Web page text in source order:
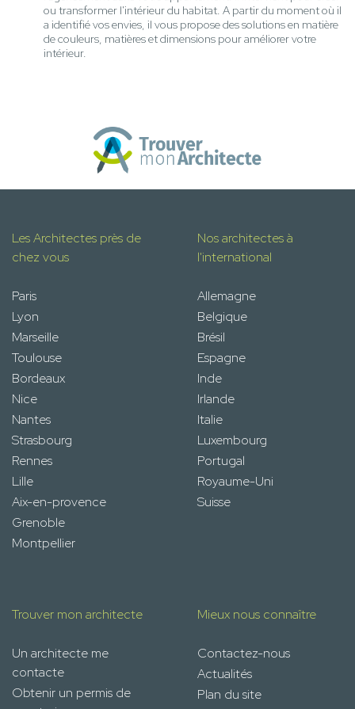
ou transformer l'intérieur du habitat. A partir du moment où il
a identifié vos envies, il vous propose des solutions en matière
de couleurs, matières et dimensions pour améliorer votre
intérieur.
Les Architectes près de
chez vous
Paris
Lyon
Marseille
Toulouse
Bordeaux
Nice
Nantes
Strasbourg
Rennes
Lille
Aix-en-provence
Grenoble
Montpellier
Nos architectes à
l'international
Allemagne
Belgique
Brésil
Espagne
Inde
Irlande
Italie
Luxembourg
Portugal
Royaume-Uni
Suisse
Trouver mon architecte
Un architecte me
contacte
Obtenir un permis de
Mieux nous connaître
Contactez-nous
Actualités
Plan du site